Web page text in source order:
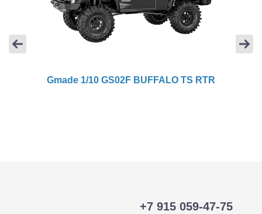
Gmade 1/10 GS02F BUFFALO TS RTR
+7 915 059-47-75